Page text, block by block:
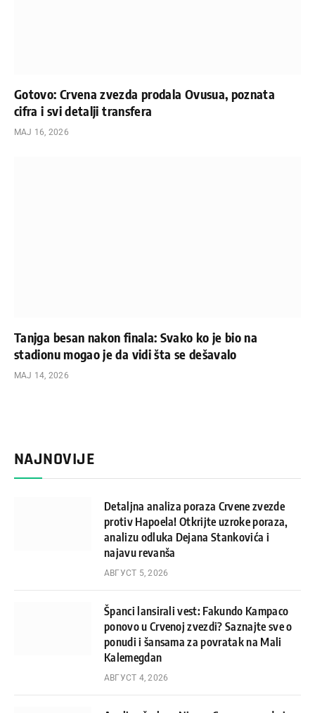
Gotovo: Crvena zvezda prodala Ovusua, poznata
cifra i svi detalji transfera
МАЈ 16, 2026
Tanjga besan nakon finala: Svako ko je bio na
stadionu mogao je da vidi šta se dešavalo
МАЈ 14, 2026
NAJNOVIJE
Detaljna analiza poraza Crvene zvezde
protiv Hapoela! Otkrijte uzroke poraza,
analizu odluka Dejana Stankovića i
najavu revanša
АВГУСТ 5, 2026
Španci lansirali vest: Fakundo Kampaco
ponovo u Crvenoj zvezdi? Saznajte sve o
ponudi i šansama za povratak na Mali
Kalemegdan
АВГУСТ 4, 2026